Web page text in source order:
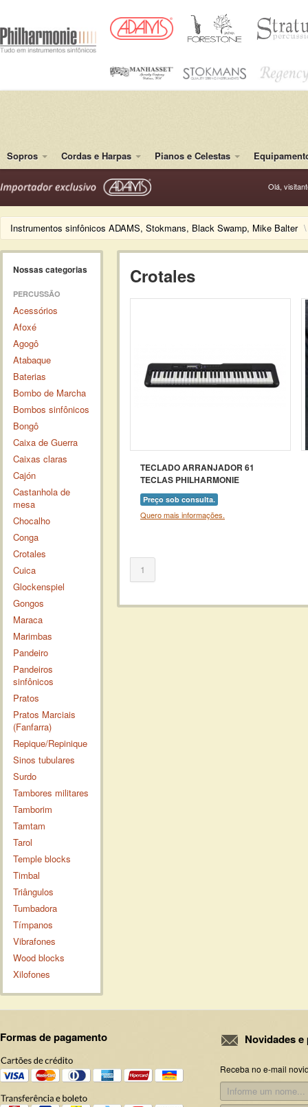
Sopros Cordas e Harpas Pianos e Celestas
Olá,
Instrumentos sinfônicos ADAMS, Stokmans, Black Swamp, Mike Balter \
Nossas categorias
PERCUSSÃO
Acessórios
Afoxé
Agogô
Atabaque
Baterias
Bombo de Marcha
Bombos sinfônicos
Bongô
Caixa de Guerra
Caixas claras
Cajón
Castanhola de
mesa
Chocalho
Conga
Crotales
Cuica
Glockenspiel
Gongos
Maraca
Marimbas
Pandeiro
Pandeiros
sinfônicos
Pratos
Pratos Marciais
(Fanfarra)
Repique/Repinique
Sinos tubulares
Surdo
Tambores militares
Tamborim
Tamtam
Tarol
Temple blocks
Timbal
Triângulos
Tumbadora
Tímpanos
Vibrafones
Wood blocks
Xilofones
Crotales
TECLADO ARRANJADOR 61
TECLAS PHILHARMONIE
Preço sob consulta.
Quero mais informações.
1
Formas de pagamento Novidades
Receba no e-mail